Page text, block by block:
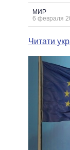
ВСЕ
МИР
6 февраля
Читати